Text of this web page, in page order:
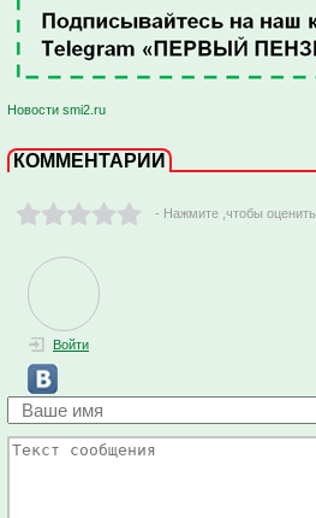
Новости smi2.ru
КОММЕНТАРИИ
- Нажмите ,чтобы оценить
Войти